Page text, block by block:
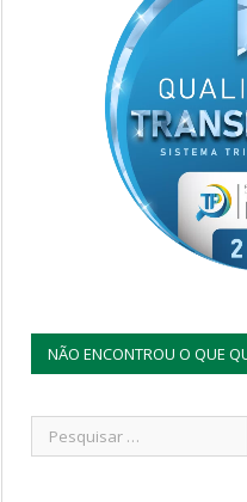
NÃO ENCONTROU O QUE